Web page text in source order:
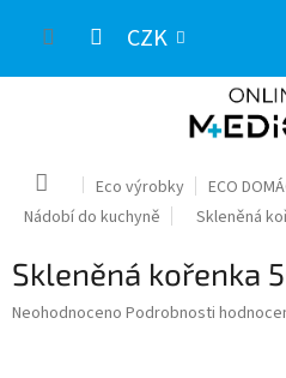
CZK
Domů Eco výrobky
ECO
Nádobí do kuchyně
Skleněná
Skleněná kořenka
Průměrné
Neohodnoceno Podrobnosti